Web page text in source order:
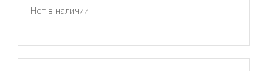
Нет в наличии